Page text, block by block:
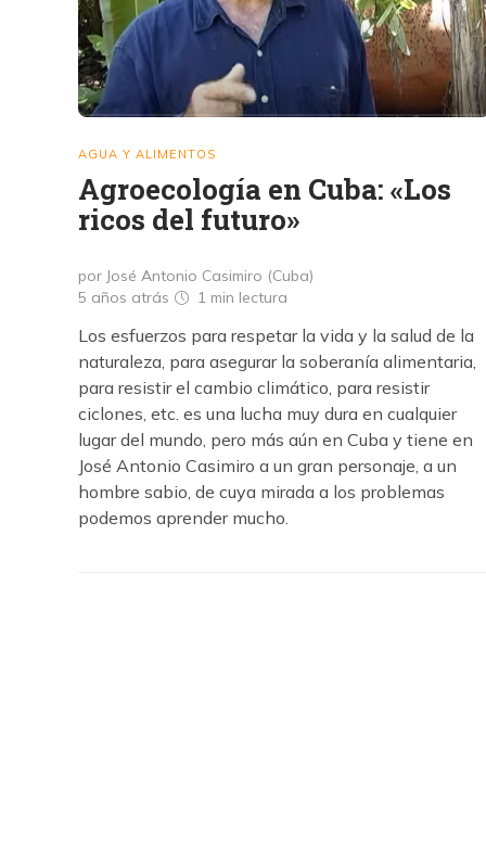
AGUA Y ALIMENTOS
Agroecología en Cuba: «Los
ricos del futuro»
por José Antonio Casimiro (Cuba)
5 años atrás
1 min lectura
Los esfuerzos para respetar la vida y la salud de la
naturaleza, para asegurar la soberanía alimentaria,
para resistir el cambio climático, para resistir
ciclones, etc. es una lucha muy dura en cualquier
lugar del mundo, pero más aún en Cuba y tiene en
José Antonio Casimiro a un gran personaje, a un
hombre sabio, de cuya mirada a los problemas
podemos aprender mucho.